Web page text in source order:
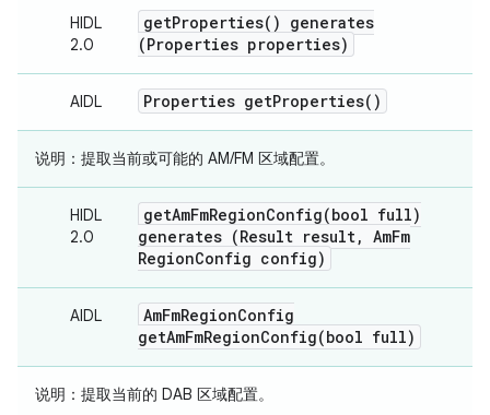
HIDL
2.0
getProperties( ) generates
(Properties properties)
AIDL Properties getProperties( )
说明： 提取当前或可能的 AM/FM 区域配置。
HIDL
2.0
getAmFmRegionConfig(bool full)
generates (Result result, AmFm
RegionConfig config)
AIDL AmFmRegionConfig
getAmFmRegionConfig(bool full)
说明： 提取当前的 DAB 区域配置。